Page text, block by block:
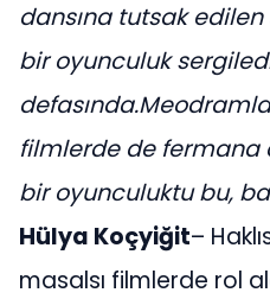
dansına tutsak
bir oyunculuk
filmlerde de fermana
bir oyunculuktu bu,
Hülya Koçyiğit–
masalsı filmlerde rol